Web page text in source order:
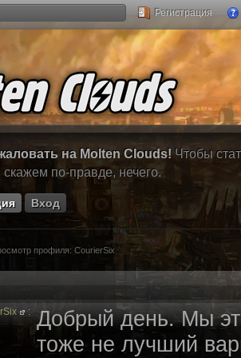
Регистрация
на Molten Clouds! Чтобы
скажем по-правде, нечего.
Вход
профиля: CourierSix
: Добрый день. Мы
тоже не лучший